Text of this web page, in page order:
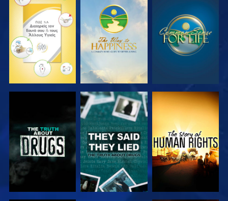
ΠΑΡΑΚΟΛΟΥΘΗΣΤΕ ΠΑΡΑΚΟΛΟΥΘΗΣΤΕ ΠΑΡΑΚΟΛΟΥΘΗΣΤΕ
ΠΑΡΑΚΟΛΟΥΘΗΣΤΕ ΠΑΡΑΚΟΛΟΥΘΗΣΤΕ ΠΑΡΑΚΟΛΟΥΘΗΣΤΕ